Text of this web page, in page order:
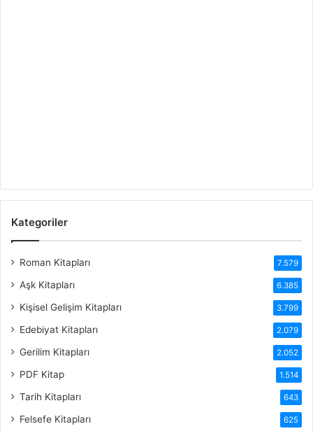
Kategoriler
Roman Kitapları 7.579
Aşk Kitapları 6.385
Kişisel Gelişim Kitapları 3.799
Edebiyat Kitapları 2.079
Gerilim Kitapları 2.052
PDF Kitap 1.514
Tarih Kitapları 643
Felsefe Kitapları 625